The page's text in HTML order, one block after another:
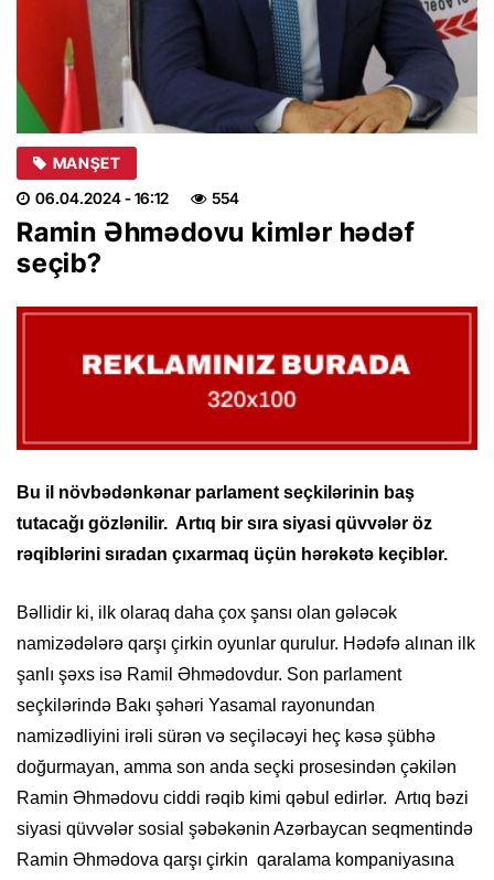
MANŞET
06.04.2024- 16:12 554
Ramin Əhmədovu kimlər hədəf
seçib?
Bu il növbədənkənar parlament seçkilərinin baş
tutacağı gözlənilir. Artıq bir sıra siyasi qüvvələr öz
rəqiblərini sıradan çıxarmaq üçün hərəkətə keçiblər.
Bəllidir ki, ilk olaraq daha çox şansı olan gələcək
namizədələrə qarşı çirkin oyunlar qurulur. Hədəfə alınan ilk
şanlı şəxs isə Ramil Əhmədovdur. Son parlament
seçkilərində Bakı şəhəri Yasamal rayonundan
namizədliyini irəli sürən və seçiləcəyi heç kəsə şübhə
doğurmayan, amma son anda seçki prosesindən çəkilən
Ramin Əhmədovu ciddi rəqib kimi qəbul edirlər. Artıq bəzi
siyasi qüvvələr sosial şəbəkənin Azərbaycan seqmentində
Ramin Əhmədova qarşı çirkin qaralama kompaniyasına